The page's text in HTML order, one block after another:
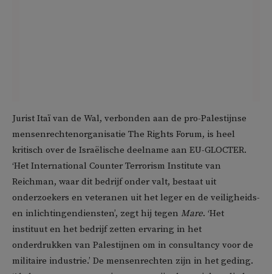
Jurist Itaï van de Wal, verbonden aan de pro-Palestijnse
mensenrechtenorganisatie The Rights Forum, is heel
kritisch over de Israëlische deelname aan EU-GLOCTER.
‘Het International Counter Terrorism Institute van
Reichman, waar dit bedrijf onder valt, bestaat uit
onderzoekers en veteranen uit het leger en de veiligheids-
en inlichtingendiensten’, zegt hij tegen Mare. ‘Het
instituut en het bedrijf zetten ervaring in het
onderdrukken van Palestijnen om in consultancy voor de
militaire industrie.’ De mensenrechten zijn in het geding.